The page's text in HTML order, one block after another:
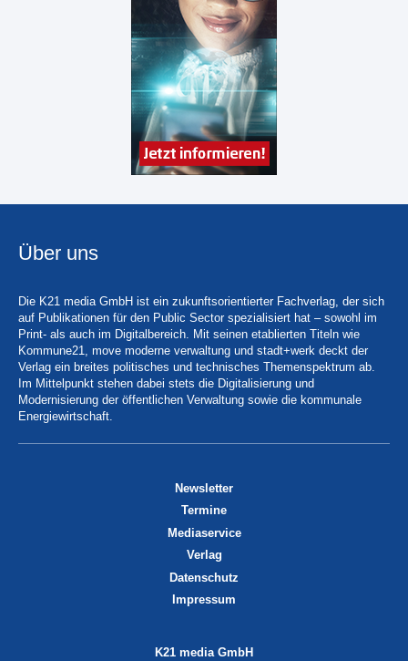
Über uns
Die K21 media GmbH ist ein zukunftsorientierter Fachverlag, der sich
auf Publikationen für den Public Sector spezialisiert hat – sowohl im
Print- als auch im Digitalbereich. Mit seinen etablierten Titeln wie
Kommune21, move moderne verwaltung und stadt+werk deckt der
Verlag ein breites politisches und technisches Themenspektrum ab.
Im Mittelpunkt stehen dabei stets die Digitalisierung und
Modernisierung der öffentlichen Verwaltung sowie die kommunale
Energiewirtschaft.
Newsletter
Termine
Mediaservice
Verlag
Datenschutz
Impressum
K21 media GmbH